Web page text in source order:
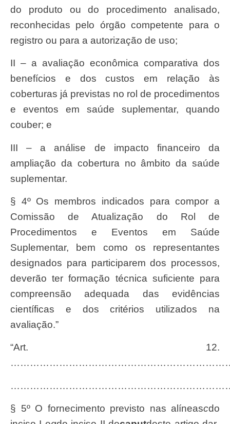
do produto ou do procedimento analisado,
reconhecidas pelo órgão competente para o
registro ou para a autorização de uso;
II – a avaliação econômica comparativa dos
benefícios e dos custos em relação às
coberturas já previstas no rol de procedimentos
e eventos em saúde suplementar, quando
couber; e
III – a análise de impacto financeiro da
ampliação da cobertura no âmbito da saúde
suplementar.
§ 4º Os membros indicados para compor a
Comissão de Atualização do Rol de
Procedimentos e Eventos em Saúde
Suplementar, bem como os representantes
designados para participarem dos processos,
deverão ter formação técnica suficiente para
compreensão adequada das evidências
científicas e dos critérios utilizados na
avaliação.”
“Art. 12.
§ 5º O fornecimento previsto nas alíneascdo